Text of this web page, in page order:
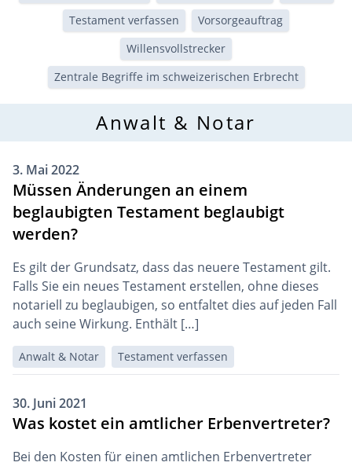
Testament verfassen
Vorsorgeauftrag
Willensvollstrecker
Zentrale Begriffe im schweizerischen Erbrecht
Anwalt & Notar
3. Mai 2022
Müssen Änderungen an einem
beglaubigten Testament beglaubigt
werden?
Es gilt der Grundsatz, dass das neuere Testament gilt.
Falls Sie ein neues Testament erstellen, ohne dieses
notariell zu beglaubigen, so entfaltet dies auf jeden Fall
auch seine Wirkung. Enthält […]
Anwalt & Notar Testament verfassen
30. Juni 2021
Was kostet ein amtlicher Erbenvertreter?
Bei den Kosten für einen amtlichen Erbenvertreter